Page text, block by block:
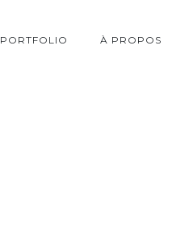
PORTFOLIO À PROPOS